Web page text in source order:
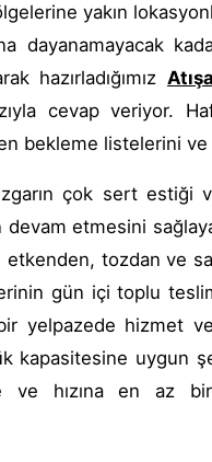
yakın
dayanamayacak
hazırladığımız
cevap veriyor.
bekleme listelerini ve
çok sert estiği
etmesini
etkenden, tozdan ve
gün içi toplu
yelpazede hizmet
kapasitesine uygun
ve hızına en az